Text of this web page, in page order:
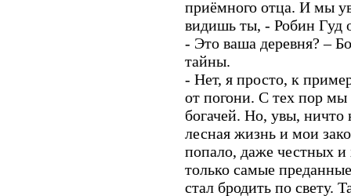
приёмного отца. И мы
видишь ты, - Робин Гуд
- Это ваша деревня? –
тайны.
- Нет, я просто, к
от погони. С тех пор мы
богачей. Но, увы,
лесная жизнь и мои
попало, даже честных
только самые
стал бродить по свету.